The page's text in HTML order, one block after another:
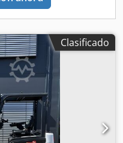
Clasificado